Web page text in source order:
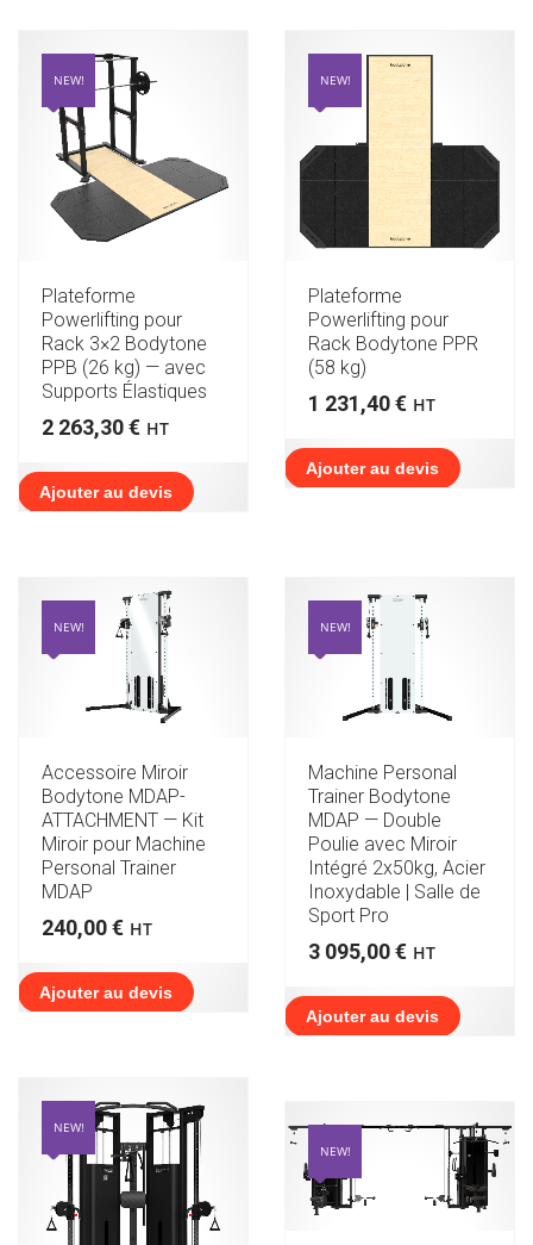
NEW!
Plateforme
Powerlifting pour
Rack 3×2 Bodytone
PPB (26 kg) — avec
Supports Élastiques
2 263,30€ HT
Ajouter au devis
NEW!
Plateforme
Powerlifting pour
Rack Bodytone PPR
(58 kg)
1 231,40€ HT
Ajouter au devis
NEW!
Accessoire Miroir
Bodytone MDAP-
ATTACHMENT — Kit
Miroir pour Machine
Personal Trainer
MDAP
240,00€ HT
Ajouter au devis
NEW!
Machine Personal
Trainer Bodytone
MDAP — Double
Poulie avec Miroir
Intégré 2x50kg, Acier
Inoxydable | Salle de
Sport Pro
3 095,00€ HT
Ajouter au devis
NEW!
NEW!